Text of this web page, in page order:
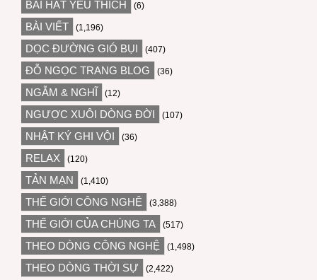
BÀI HÁT YÊU THÍCH (6)
BÀI VIẾT (1,196)
DỌC ĐƯỜNG GIÓ BỤI (407)
ĐỖ NGỌC TRANG BLOG (36)
NGẪM & NGHĨ (12)
NGƯỢC XUÔI DÒNG ĐỜI (107)
NHẬT KÝ GHI VỘI (36)
RELAX (120)
TẢN MẠN (1,410)
THẾ GIỚI CÔNG NGHỆ (3,388)
THẾ GIỚI CỦA CHÚNG TA (517)
THEO DÒNG CÔNG NGHỆ (1,498)
THEO DÒNG THỜI SỰ (2,422)